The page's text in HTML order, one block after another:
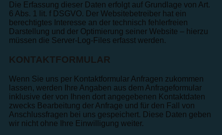
Die Erfassung dieser Daten erfolgt auf Grundlage von Art.
6 Abs. 1 lit. f DSGVO. Der Websitebetreiber hat ein
berechtigtes Interesse an der technisch fehlerfreien
Darstellung und der Optimierung seiner Website – hierzu
müssen die Server-Log-Files erfasst werden.
KONTAKTFORMULAR
Wenn Sie uns per Kontaktformular Anfragen zukommen
lassen, werden Ihre Angaben aus dem Anfrageformular
inklusive der von Ihnen dort angegebenen Kontaktdaten
zwecks Bearbeitung der Anfrage und für den Fall von
Anschlussfragen bei uns gespeichert. Diese Daten geben
wir nicht ohne Ihre Einwilligung weiter.